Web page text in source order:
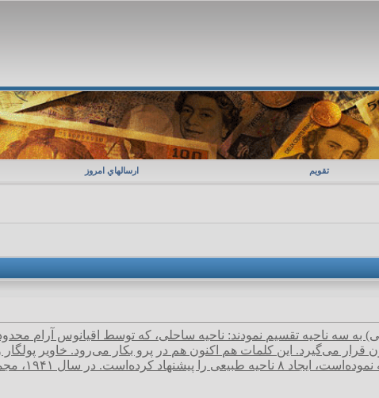
تقویم ارسالهاي امروز
به سه ناحیه تقسیم نمودند: ناحیه ساحلی، که توسط اقیانوس آرام
قرار می‌گیرد. این کلمات هم اکنون هم در پرو بکار می‌رود. خاویر
جغرافیای طبیعی